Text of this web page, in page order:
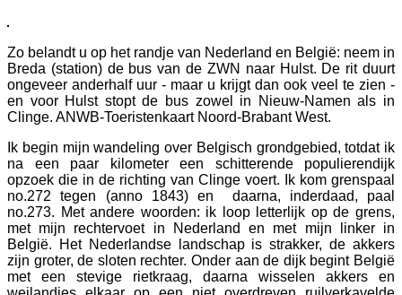
Zo belandt u op het randje van Nederland en België: neem in
Breda (station) de bus van de ZWN naar Hulst. De rit duurt
ongeveer anderhalf uur - maar u krijgt dan ook veel te zien -
en voor Hulst stopt de bus zowel in Nieuw-Namen als in
Clinge. ANWB-Toeristenkaart Noord-Brabant West.
Ik begin mijn wandeling over Belgisch grondgebied, totdat ik
na een paar kilometer een schitterende populierendijk
opzoek die in de richting van Clinge voert. Ik kom grenspaal
no.272 tegen (anno 1843) en daarna, inderdaad, paal
no.273. Met andere woorden: ik loop letterlijk op de grens,
met mijn rechtervoet in Nederland en met mijn linker in
België. Het Nederlandse landschap is strakker, de akkers
zijn groter, de sloten rechter. Onder aan de dijk begint België
met een stevige rietkraag, daarna wisselen akkers en